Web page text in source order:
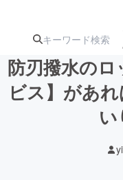
注目
防刃撥水の
ビス】があ
い